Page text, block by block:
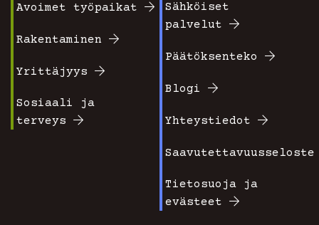
valikko
1
Avoimet työpaikat
Rakentaminen
Yrittäjyys
Sosiaali ja
terveys
Footer
2
Sähköiset
palvelut
Päätöksenteko
Blogi
Yhteystiedot
Saavutettavuusseloste
Tietosuoja ja
evästeet